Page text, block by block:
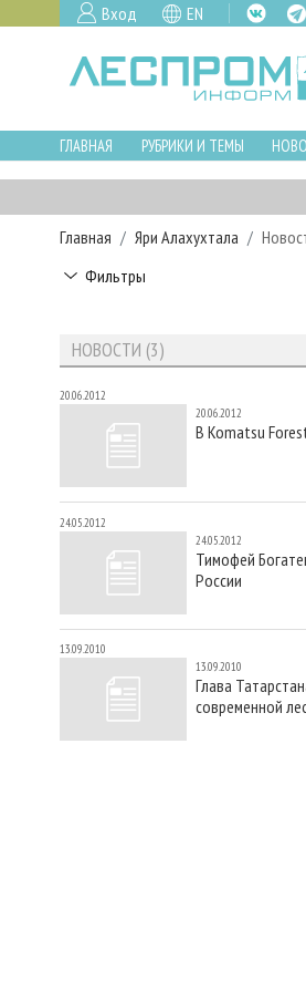
Вход EN
ГЛАВНАЯ РУБРИКИ И ТЕМЫ
Главная Яри Алахухтала
Фильтры
НОВОСТИ (3)
20.06.2012
20.06.2012
В Komatsu
24.05.2012
24.05.2012
Тимофей
России
13.09.2010
13.09.2010
Глава
современной